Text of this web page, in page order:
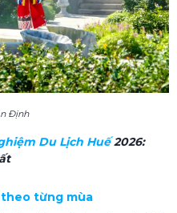
Định
Du Lịch Huế2026:
theo từng mùa